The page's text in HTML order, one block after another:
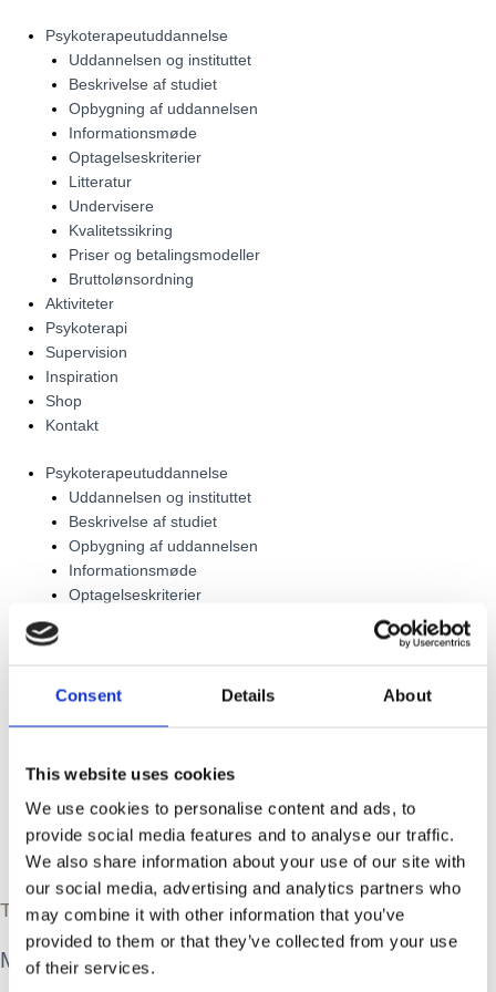
Consent Details About
This website uses cookies
We use cookies to personalise content and ads, to
provide social media features and to analyse our traffic.
We also share information about your use of our site with
our social media, advertising and analytics partners who
may combine it with other information that you’ve
provided to them or that they’ve collected from your use
of their services.
indholdet
Psykoterapeutuddannelse
Uddannelsen og instituttet
Beskrivelse af studiet
Opbygning af uddannelsen
Informationsmøde
Optagelseskriterier
Litteratur
Undervisere
Kvalitetssikring
Priser og betalingsmodeller
Bruttolønsordning
Aktiviteter
Psykoterapi
Supervision
Inspiration
Shop
Kontakt
Psykoterapeutuddannelse
Uddannelsen og instituttet
Beskrivelse af studiet
Opbygning af uddannelsen
Informationsmøde
Optagelseskriterier
Priser og betalingsmodeller
Psykoterapi
Inspiration
Shop
Kontakt
TEMAER FRA JUNGIANSK PSYKOLOGI
MISSER BERG